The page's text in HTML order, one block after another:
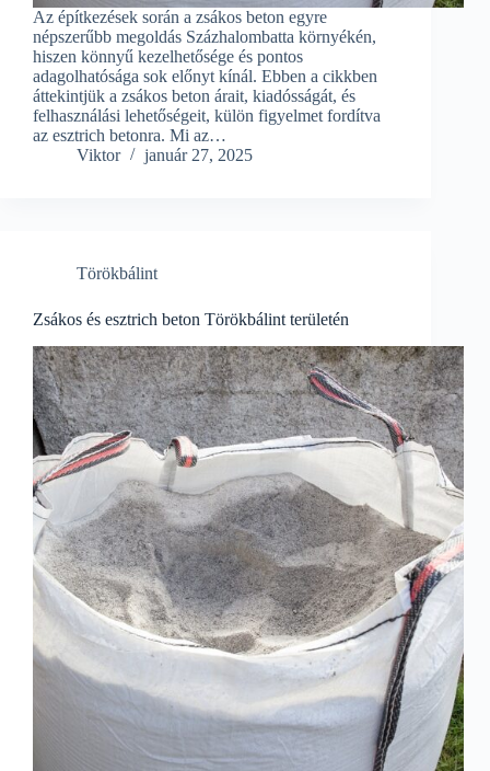
Az építkezések során a zsákos beton egyre
népszerűbb megoldás Százhalombatta környékén,
hiszen könnyű kezelhetősége és pontos
adagolhatósága sok előnyt kínál. Ebben a cikkben
áttekintjük a zsákos beton árait, kiadósságát, és
felhasználási lehetőségeit, külön figyelmet fordítva
az esztrich betonra. Mi az…
Viktor
január 27, 2025
Törökbálint
Zsákos és esztrich beton Törökbálint területén